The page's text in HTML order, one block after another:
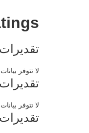
تقديرات
لا تتوفر بيانات.
تقديرات
لا تتوفر بيانات.